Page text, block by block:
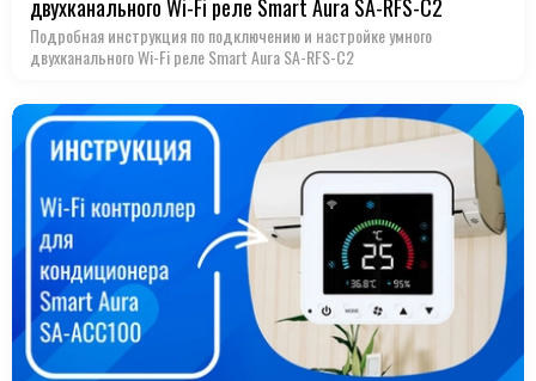
двухканального Wi-Fi реле Smart Aura SA-RFS-С2
Подробная инструкция по подключению и настройке умного
двухканального Wi-Fi реле Smart Aura SA-RFS-С2